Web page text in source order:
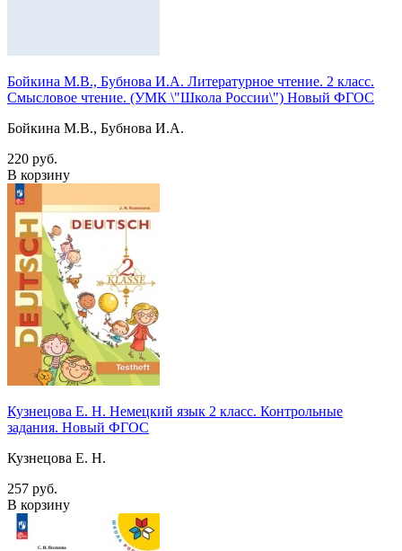
Бойкина М.В., Бубнова И.А. Литературное чтение. 2 класс.
Смысловое чтение. (УМК \"Школа России\") Новый ФГОС
Бойкина М.В., Бубнова И.А.
220 руб.
В корзину
Кузнецова Е. Н. Немецкий язык 2 класс. Контрольные
задания. Новый ФГОС
Кузнецова Е. Н.
257 руб.
В корзину